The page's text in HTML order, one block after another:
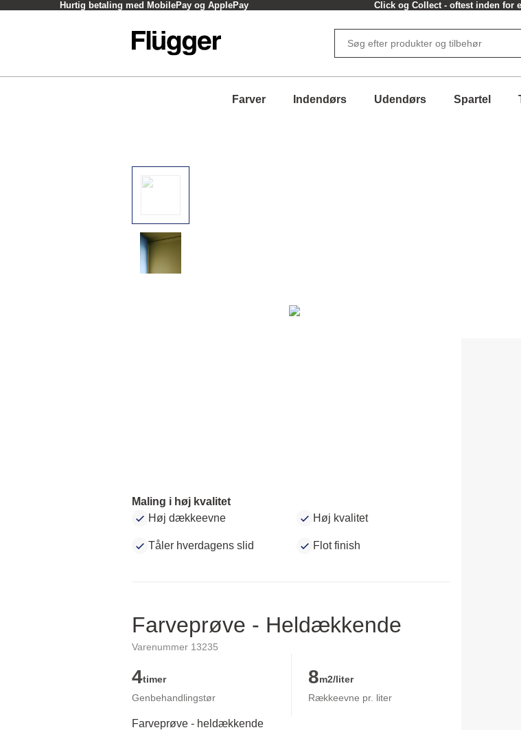
Hurtig betaling med MobilePay og ApplePay Click og Collect - oftest inden for
Farver Indendørs Udendørs Spartel
Maling i høj kvalitet
Høj dækkeevne
Høj kvalitet
Tåler hverdagens slid Flot finish
Farveprøve - Heldækkende
Varenummer 13235
4timer
Genbehandlingstør
8m2/liter
Rækkeevne pr. liter
Farveprøve - heldækkende